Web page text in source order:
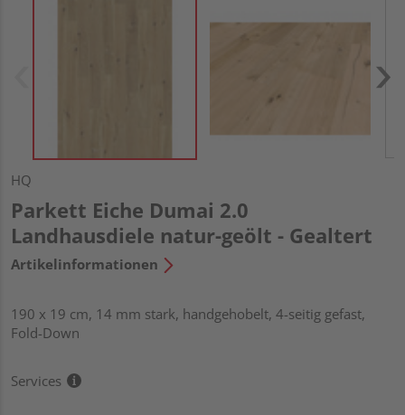
HQ
Parkett Eiche Dumai 2.0
Landhausdiele natur-geölt - Gealtert
Artikelinformationen
190 x 19 cm, 14 mm stark, handgehobelt, 4-seitig gefast,
Fold-Down
Services